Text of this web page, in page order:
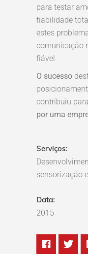
para testar
fiabilidade
estes
comunicação
fiável.
O sucesso
contribuiu
por uma
Serviços:
sensorização
Data:
2015